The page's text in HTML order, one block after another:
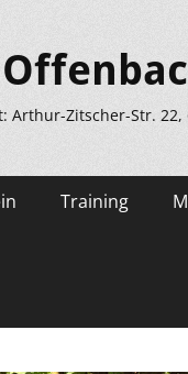
Arthur-Zitscher-Str. 22,
Training